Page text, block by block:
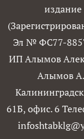
Эл № ФС77-
ИП Алымов
Алымов
61Б, офис. 6